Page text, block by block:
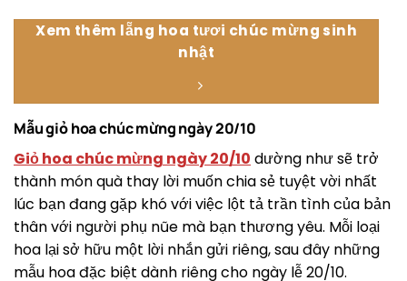
Xem thêm lẵng hoa tươi chúc mừng sinh
nhật
Mẫu giỏ hoa chúc mừng ngày 20/10
Giỏ hoa chúc mừng ngày 20/10 dường như sẽ trở
thành món quà thay lời muốn chia sẻ tuyệt vời nhất
lúc bạn đang gặp khó với việc lột tả trần tình của bản
thân với người phụ nũe mà bạn thương yêu. Mỗi loại
hoa lại sở hữu một lời nhắn gửi riêng, sau đây những
mẫu hoa đặc biệt dành riêng cho ngày lễ 20/10.